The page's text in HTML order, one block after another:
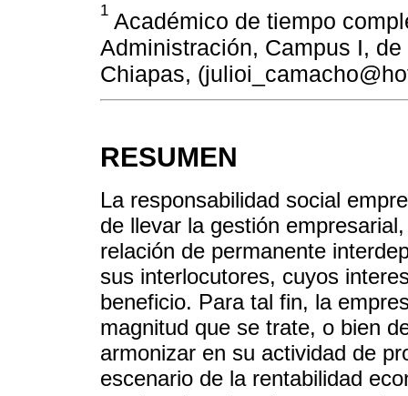
1 Académico de tiempo
Administración, Campus I,
Chiapas,
RESUMEN
La responsabilidad social
de llevar la gestión
relación de permanente
sus interlocutores, cuyos
beneficio. Para tal fin, la
magnitud que se trate, o bien
armonizar en su actividad de
escenario de la rentabilidad